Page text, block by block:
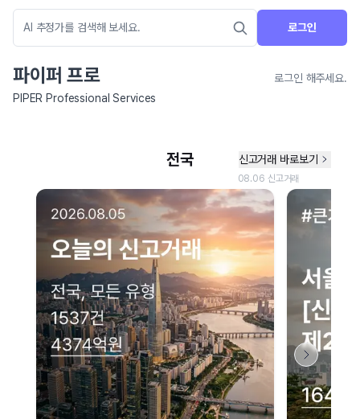
로그인
파이퍼 프로
로그인 해주세요.
PIPER Professional Services
네이버 지도 연결 안내
현재 네이버 지도 연결이 원활하지 않아 지도를 불러올 수 없습니다.
이용에 불편을 드려 죄송합니다.
다시 시도